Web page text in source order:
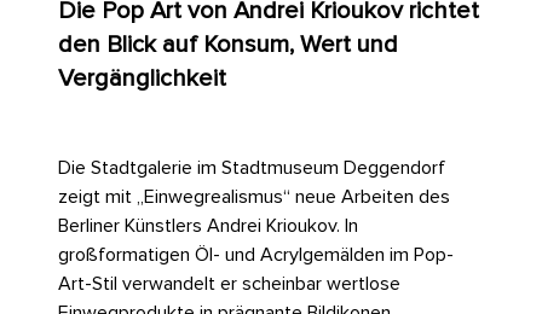
Die Pop Art von Andrei Krioukov richtet
den Blick auf Konsum, Wert und
Vergänglichkeit
Die Stadtgalerie im Stadtmuseum Deggendorf
zeigt mit „Einwegrealismus“ neue Arbeiten des
Berliner Künstlers Andrei Krioukov. In
großformatigen Öl- und Acrylgemälden im Pop-
Art-Stil verwandelt er scheinbar wertlose